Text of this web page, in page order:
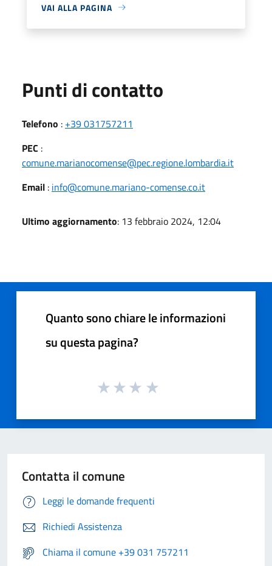
VAI ALLA PAGINA
Punti di contatto
Telefono : +39 031757211
PEC :
comune.marianocomense@pec.regione.lombardia.it
Email : info@comune.mariano-comense.co.it
Ultimo aggiornamento: 13 febbraio 2024, 12:04
Quanto sono chiare le informazioni
su questa pagina?
Contatta il comune
Leggi le domande frequenti
Richiedi Assistenza
Chiama il comune +39 031 757211